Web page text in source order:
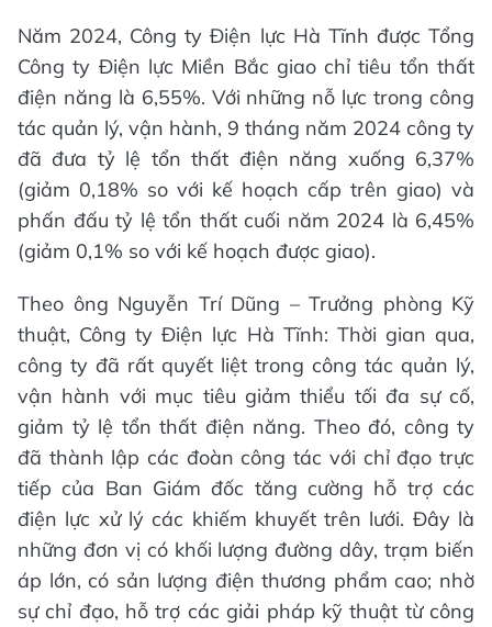
Năm 2024, Công ty Điện lực Hà Tĩnh được Tổng
Công ty Điện lực Miền Bắc giao chỉ tiêu tổn thất
điện năng là 6,55%. Với những nỗ lực trong công
tác quản lý, vận hành, 9 tháng năm 2024 công ty
đã đưa tỷ lệ tổn thất điện năng xuống 6,37%
(giảm 0,18% so với kế hoạch cấp trên giao) và
phấn đấu tỷ lệ tổn thất cuối năm 2024 là 6,45%
(giảm 0,1% so với kế hoạch được giao).
Theo ông Nguyễn Trí Dũng – Trưởng phòng Kỹ
thuật, Công ty Điện lực Hà Tĩnh: Thời gian qua,
công ty đã rất quyết liệt trong công tác quản lý,
vận hành với mục tiêu giảm thiểu tối đa sự cố,
giảm tỷ lệ tổn thất điện năng. Theo đó, công ty
đã thành lập các đoàn công tác với chỉ đạo trực
tiếp của Ban Giám đốc tăng cường hỗ trợ các
điện lực xử lý các khiếm khuyết trên lưới. Đây là
những đơn vị có khối lượng đường dây, trạm biến
áp lớn, có sản lượng điện thương phẩm cao; nhờ
sự chỉ đạo, hỗ trợ các giải pháp kỹ thuật từ công